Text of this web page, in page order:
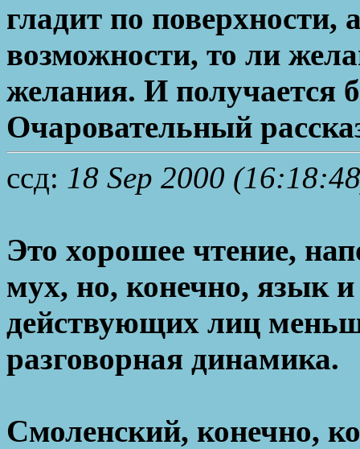
гладит по поверхности,
возможности, то ли
желания. И получается
Очаровательный
ссд: 18 Sep 2000
Это хорошее чтение,
мух, но, конечно, язык
действующих лиц
разговорная динамика.
Смоленский, конечно,